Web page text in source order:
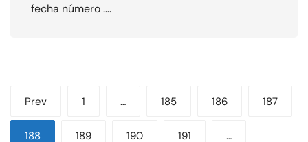
fecha número ….
Paginación
de
Prev 1 … 185 186 187
188 189 190 191 …